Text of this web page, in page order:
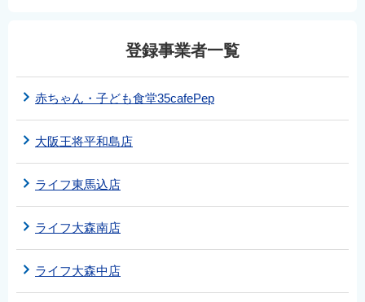
登録事業者一覧
赤ちゃん・子ども食堂35cafePep
大阪王将平和島店
ライフ東馬込店
ライフ大森南店
ライフ大森中店